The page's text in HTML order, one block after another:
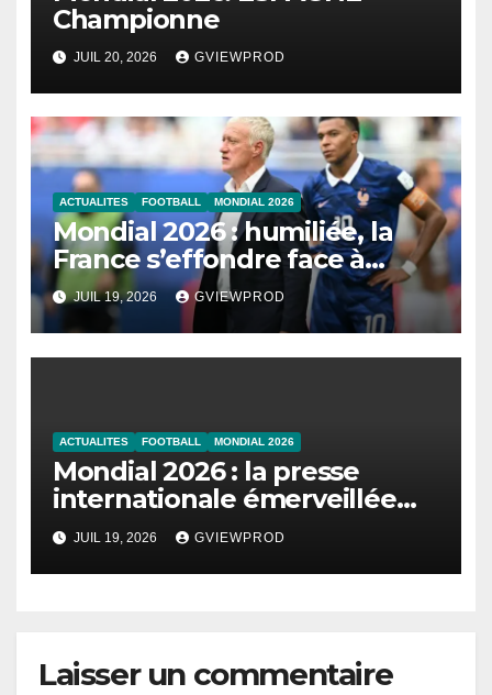
Championne
JUIL 20, 2026 GVIEWPROD
ACTUALITES FOOTBALL MONDIAL 2026
Mondial 2026 : humiliée, la
France s’effondre face à
l’Angleterre
JUIL 19, 2026 GVIEWPROD
ACTUALITES FOOTBALL MONDIAL 2026
Mondial 2026 : la presse
internationale émerveillée
par un duel de choc entre la
France et l’Angleterre
JUIL 19, 2026 GVIEWPROD
Laisser un commentaire